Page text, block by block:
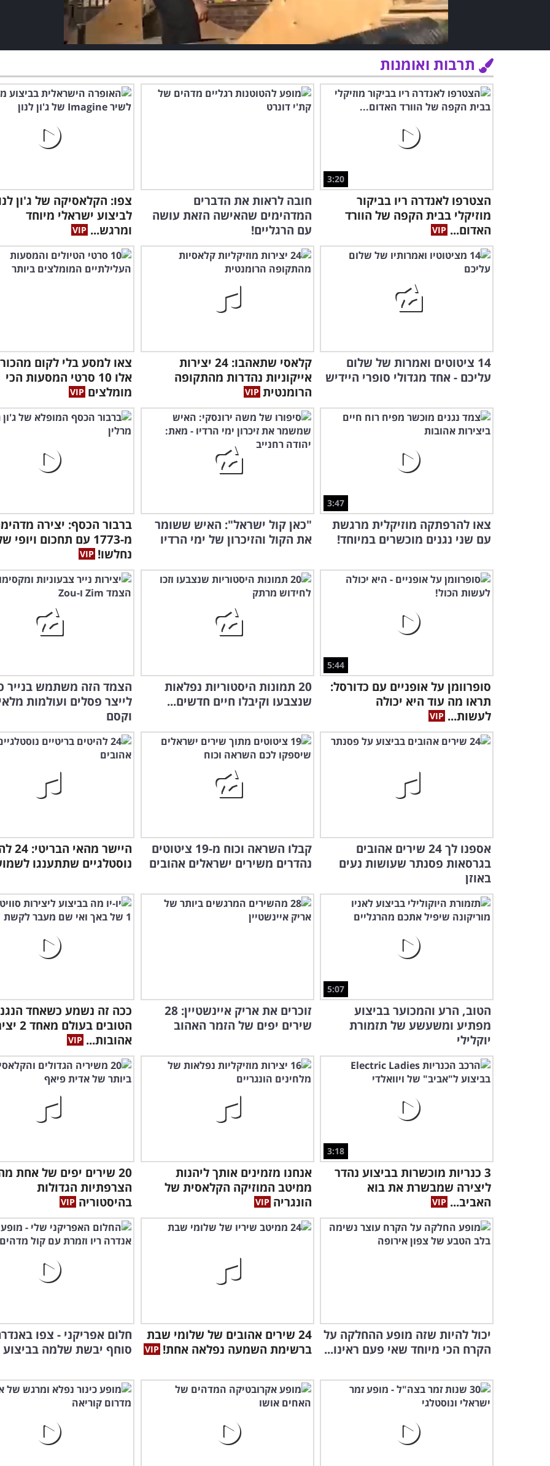
תרבות ואומנות
3:20
הצטרפו לאנדרה ריו בביקור
מוזיקלי בבית הקפה של הוורד
האדום...
חובה לראות את הדברים
המדהימים שהאישה הזאת עושה
עם הרגליים!
צפו: הקלאסיקה של ג'ון
לביצוע ישראלי מיוחד
ומרגש...
14 ציטוטים ואמרות של שלום
עליכם - אחד מגדולי סופרי היידיש
קלאסי שתאהבו: 24 יצירות
אייקוניות נהדרות מהתקופה
הרומנטית
צאו למסע בלי לקום
אלו 10 סרטי המסעות הכי
מומלצים
3:47
צאו להרפתקה מוזיקלית מרגשת
עם שני נגנים מוכשרים במיוחד!
"כאן קול ישראל": האיש ששומר
את הקול והזיכרון של ימי הרדיו
ברבור הכסף: יצירה
מ-1773 עם תחכום ויופי
נחלשו!
5:44
סופרוומן על אופניים עם כדורסל:
תראו מה עוד היא יכולה
לעשות...
20 תמונות היסטוריות נפלאות
שנצבעו וקיבלו חיים חדשים...
הצמד הזה משתמש בנייר
לייצר פסלים ועולמות
וקסם
אספנו לך 24 שירים אהובים
בגרסאות פסנתר שעושות נעים
באוזן
קבלו השראה וכוח מ-19 ציטוטים
נהדרים משירים ישראלים אהובים
היישר
נוסטלגיים שתתענגו
5:07
הטוב, הרע והמכוער בביצוע
מפתיע ומשעשע של תזמורת
יוקלילי
זוכרים את אריק איינשטיין: 28
שירים יפים של הזמר האהוב
ככה זה נשמע כשאחד
הטובים
אהובות...
3:18
3 כנריות מוכשרות בביצוע נהדר
ליצירה שמבשרת את בוא
האביב...
אנחנו מזמינים אותך ליהנות
ממיטב המוזיקה הקלאסית של
הונגריה
20 שירים יפים של אחת
הצרפתיות הגדולות
בהיסטוריה
יכול להיות שזה מופע ההחלקה על
הקרח הכי מיוחד שאי פעם ראינו...
24 שירים אהובים של שלומי שבת
ברשימת השמעה נפלאה אחת!
חלום אפריקני - צפו
סוחף יבשת שלמה בביצוע